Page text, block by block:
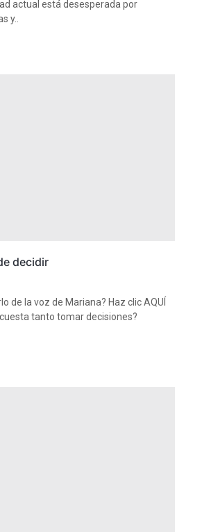
actual está desesperada por
y..
decidir
de la voz de Mariana? Haz clic AQUÍ
tanto tomar decisiones?